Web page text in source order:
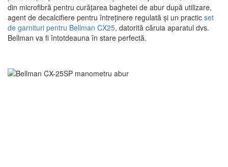
din microfibră pentru curățarea baghetei de abur după utilizare,
agent de decalcifiere pentru întreținere regulată și un practic set
de garnituri pentru Bellman CX25, datorită căruia aparatul dvs.
Bellman va fi întotdeauna în stare perfectă.